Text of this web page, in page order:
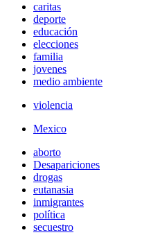
caritas
deporte
educación
elecciones
familia
jovenes
medio ambiente
violencia
Mexico
aborto
Desapariciones
drogas
eutanasia
inmigrantes
política
secuestro